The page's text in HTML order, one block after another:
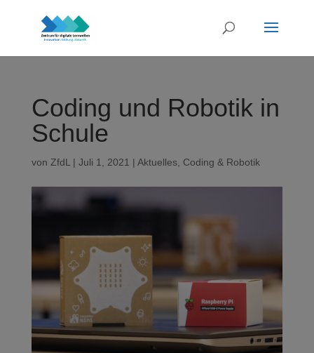
Coding und Robotik in
Schule
von ZfdL | Juli 1, 2021 | Aktuelles, Coding & Robotik